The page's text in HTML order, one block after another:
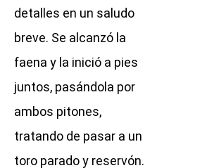
detalles en un saludo
breve. Se alcanzó la
faena y la inició a pies
juntos, pasándola por
ambos pitones,
tratando de pasar a un
toro parado y reservón.